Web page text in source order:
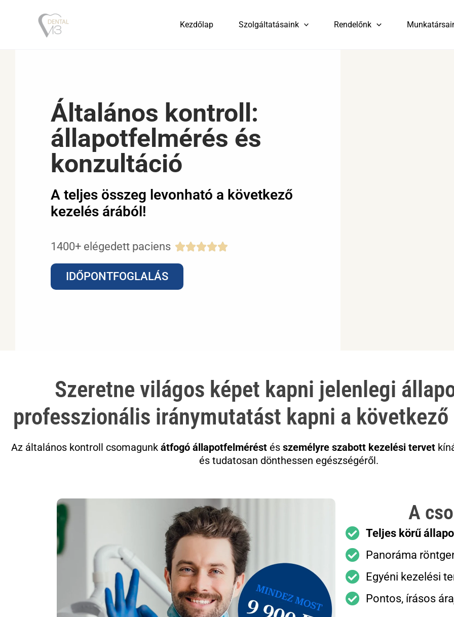
Kezdőlap Szolgáltatásaink Rendelőnk
Általános kontroll:
állapotfelmérés és
konzultáció
A teljes összeg levonható a következő
kezelés árából!
1400+ elégedett paciens 
5
IDŐPONTFOGLALÁS
Szeretne világos képet kapni jelenlegi
professzionális iránymutatást kapni a következő
Az általános kontroll csomagunk átfogó állapotfelmérést és személyre szabott kezelési tervet
és tudatosan dönthessen egészségéről.
A
Teljes körű
Panoráma
Egyéni kezelési
Pontos, írásos